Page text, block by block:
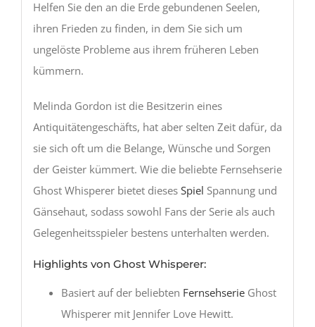
Helfen Sie den an die Erde gebundenen Seelen,
ihren Frieden zu finden, in dem Sie sich um
ungelöste Probleme aus ihrem früheren Leben
kümmern.
Melinda Gordon ist die Besitzerin eines
Antiquitätengeschäfts, hat aber selten Zeit dafür, da
sie sich oft um die Belange, Wünsche und Sorgen
der Geister kümmert. Wie die beliebte Fernsehserie
Ghost Whisperer bietet dieses Spiel Spannung und
Gänsehaut, sodass sowohl Fans der Serie als auch
Gelegenheitsspieler bestens unterhalten werden.
Highlights von Ghost Whisperer:
Basiert auf der beliebten FernsehserieGhost
Whisperer mit Jennifer Love Hewitt.